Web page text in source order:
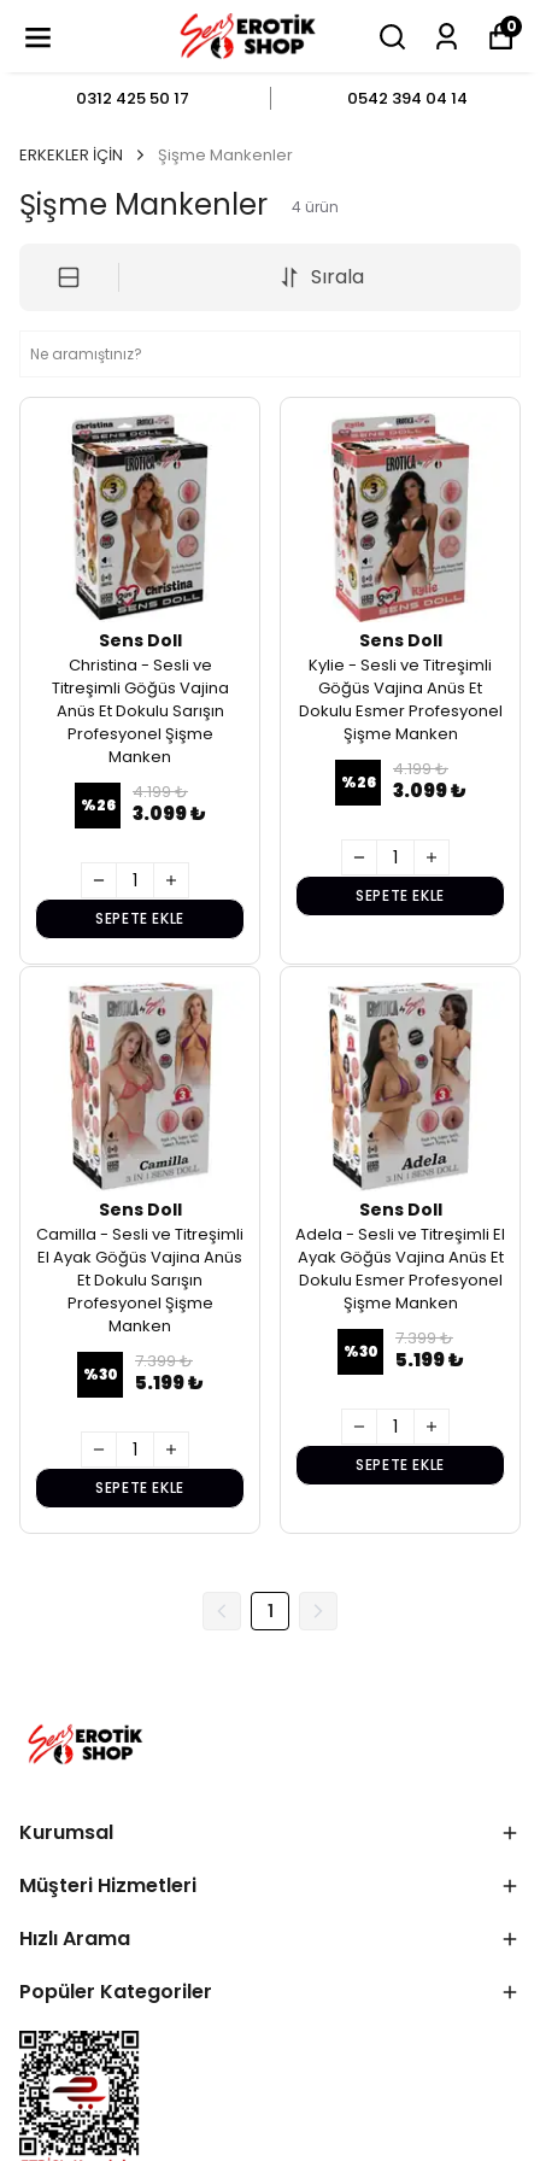
0
0312 425 50 17 0542 394 04 14
ERKEKLER İÇİN Şişme Mankenler
Şişme Mankenler 4 ürün
Sırala
Sens Doll
Christina - Sesli ve
Titreşimli Göğüs Vajina
Anüs Et Dokulu Sarışın
Profesyonel Şişme
Manken
%26
4.199 ₺
3.099 ₺
SEPETE EKLE
Sens Doll
Kylie - Sesli ve Titreşimli
Göğüs Vajina Anüs Et
Dokulu Esmer Profesyonel
Şişme Manken
%26
4.199 ₺
3.099 ₺
SEPETE EKLE
Sens Doll
Camilla - Sesli ve Titreşimli
El Ayak Göğüs Vajina Anüs
Et Dokulu Sarışın
Profesyonel Şişme
Manken
%30
7.399 ₺
5.199 ₺
SEPETE EKLE
Sens Doll
Adela - Sesli ve Titreşimli El
Ayak Göğüs Vajina Anüs Et
Dokulu Esmer Profesyonel
Şişme Manken
%30
7.399 ₺
5.199 ₺
SEPETE EKLE
1
Kurumsal
Müşteri Hizmetleri
Hızlı Arama
Popüler Kategoriler